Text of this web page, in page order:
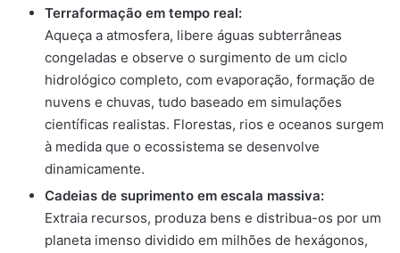
Terraformação em tempo real:
Aqueça a atmosfera, libere águas subterrâneas
congeladas e observe o surgimento de um ciclo
hidrológico completo, com evaporação, formação de
nuvens e chuvas, tudo baseado em simulações
científicas realistas. Florestas, rios e oceanos surgem
à medida que o ecossistema se desenvolve
dinamicamente.
Cadeias de suprimento em escala massiva:
Extraia recursos, produza bens e distribua-os por um
planeta imenso dividido em milhões de hexágonos,